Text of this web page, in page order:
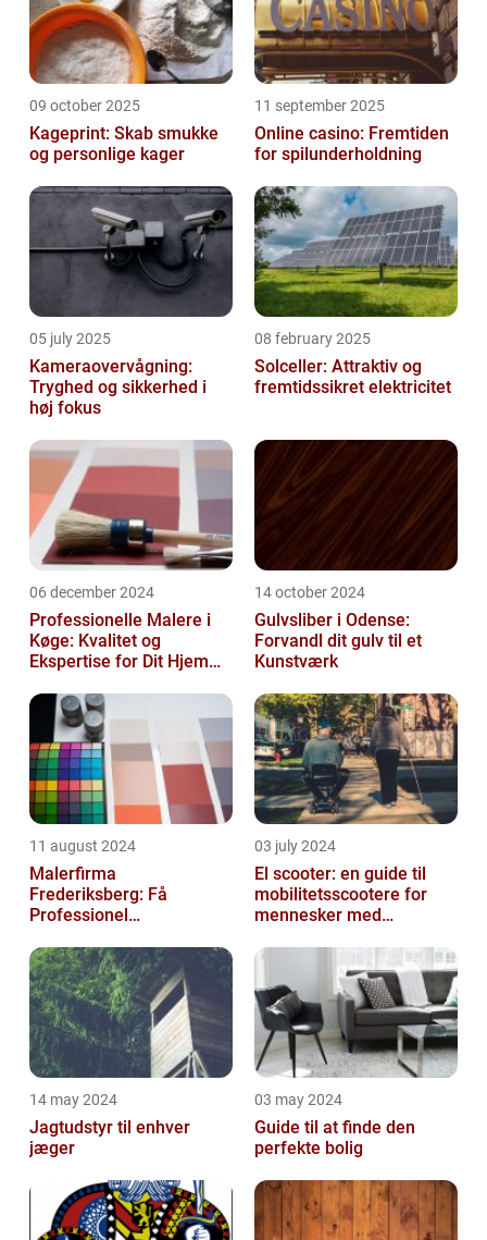
09 october 2025
Kageprint: Skab smukke
og personlige kager
11 september 2025
Online casino: Fremtiden
for spilunderholdning
05 july 2025
Kameraovervågning:
Tryghed og sikkerhed i
høj fokus
08 february 2025
Solceller: Attraktiv og
fremtidssikret elektricitet
06 december 2024
Professionelle Malere i
Køge: Kvalitet og
Ekspertise for Dit Hjem
14 october 2024
Gulvsliber i Odense:
Forvandl dit gulv til et
Kunstværk
11 august 2024
Malerfirma
Frederiksberg: Få
Professionel
eller virksomhed
03 july 2024
El scooter: en guide til
mobilitetsscootere for
mennesker med
14 may 2024
Jagtudstyr til enhver
jæger
03 may 2024
Guide til at finde den
perfekte bolig